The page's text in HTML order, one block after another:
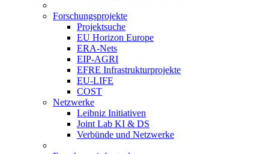
Forschungsprojekte
Projektsuche
EU Horizon Europe
ERA-Nets
EIP-AGRI
EFRE Infrastrukturprojekte
EU-LIFE
COST
Netzwerke
Leibniz Initiativen
Joint Lab KI & DS
Verbünde und Netzwerke